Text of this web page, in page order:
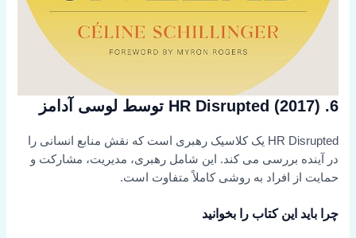
6. HR Disrupted (2017) توسط لوسی آدامز
HR Disrupted یک کلاسیک رهبری است که نقش منابع انسانی را
در آینده بررسی می کند. این شامل رهبری، مدیریت، مشارکت و
حمایت از افراد به روشی کاملاً متفاوت است.
چرا باید این کتاب را بخوانید